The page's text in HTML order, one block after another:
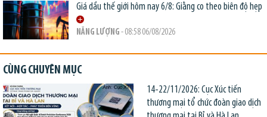
Giá dầu thế giới hôm nay 6/8: Giằng co theo biên độ hẹp
NĂNG LƯỢNG - 08:58 06/08/2026
CÙNG CHUYÊN MỤC
14-22/11/2026: Cục Xúc tiến
thương mại tổ chức đoàn giao dịch